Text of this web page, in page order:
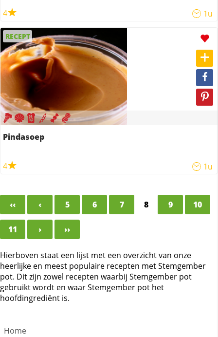
4 1u
RECEPT
Pindasoep
4 1u
‹‹ ‹ 5 6 7 8 9 10
11 › ››
Hierboven staat een lijst met een overzicht van onze
heerlijke en meest populaire recepten met Stemgember
pot. Dit zijn zowel recepten waarbij Stemgember pot
gebruikt wordt en waar Stemgember pot het
hoofdingrediënt is.
Home